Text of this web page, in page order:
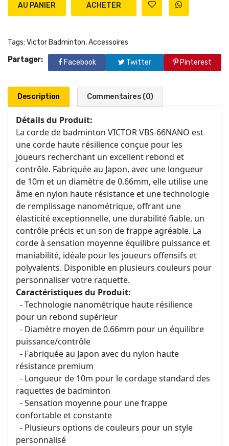
AU PANIER
Tags: Victor Badminton,Accessoires
Partager:
Facebook Twitter Pinterest
Description Commentaires (0)
Détails du Produit:
La corde de badminton VICTOR VBS-66NANO est
une corde haute résilience conçue pour les
joueurs recherchant un excellent rebond et
contrôle. Fabriquée au Japon, avec une longueur
de 10m et un diamètre de 0.66mm, elle utilise une
âme en nylon haute résistance et une technologie
de remplissage nanométrique, offrant une
élasticité exceptionnelle, une durabilité fiable, un
contrôle précis et un son de frappe agréable. La
corde à sensation moyenne équilibre puissance et
maniabilité, idéale pour les joueurs offensifs et
polyvalents. Disponible en plusieurs couleurs pour
personnaliser votre raquette.
Caractéristiques du Produit:
- Technologie nanométrique haute résilience
pour un rebond supérieur
- Diamètre moyen de 0.66mm pour un équilibre
puissance/contrôle
- Fabriquée au Japon avec du nylon haute
résistance premium
- Longueur de 10m pour le cordage standard des
raquettes de badminton
- Sensation moyenne pour une frappe
confortable et constante
- Plusieurs options de couleurs pour un style
personnalisé